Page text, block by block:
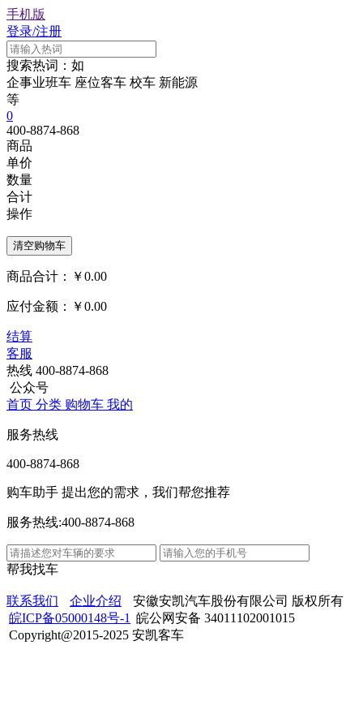
手机版
登录/注册
搜索热词：如
企事业班车 座位客车 校车 新能源
等
0
400-8874-868
商品
单价
数量
合计
操作
商品合计： ￥0.00
应付金额： ￥0.00
结算
客服
热线 400-8874-868
公众号
首页 分类 购物车 我的
服务热线
400-8874-868
购车助手 提出您的需求，我们帮您推荐
服务热线:400-8874-868
帮我找车
联系我们 企业介绍
安徽安凯汽车股份有限公司 版权所有
皖ICP备05000148号-1 皖公网安备 34011102001015
Copyright@2015-2025 安凯客车